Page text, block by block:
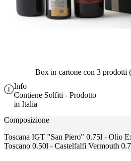
Box in cartone con 3
Info
Contiene Solfiti - Prodotto
in Italia
Composizione
Toscana IGT "San Piero" 0.75l - Olio
Toscano 0.50l - Castelfalfi Vermouth